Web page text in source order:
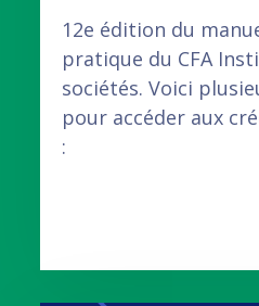
12e édition du
pratique du CFA
sociétés. Voici
pour accéder aux
: